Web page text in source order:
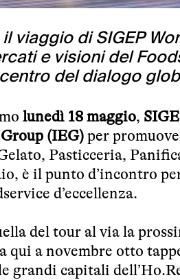
viaggio di SIGEP
e visioni del
del dialogo
lunedì 18 maggio,
(IEG) per
Pasticceria,
è il punto d’incontro
d’eccellenza.
del tour al via la
qui a novembre otto
grandi capitali